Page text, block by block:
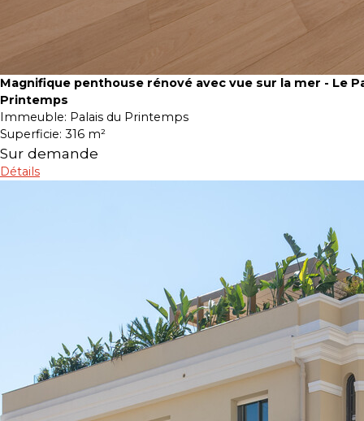
Magnifique penthouse rénové avec vue sur la mer - Le
Printemps
Immeuble: Palais du Printemps
Superficie: 316 m²
Sur demande
Détails